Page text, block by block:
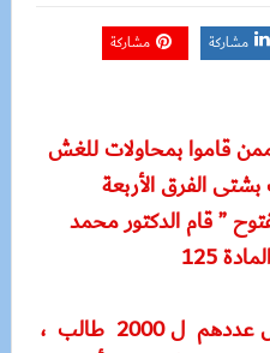
مشاركة مشاركة
قاموا بمحاولات للغش
الفرق الأربعة
” قام الدكتور محمد
الغمرى عميد الكلية بتطبيق المادة 125
أعداد هائلة من الطلاب وصل عددهم ل 2000 طالب ،